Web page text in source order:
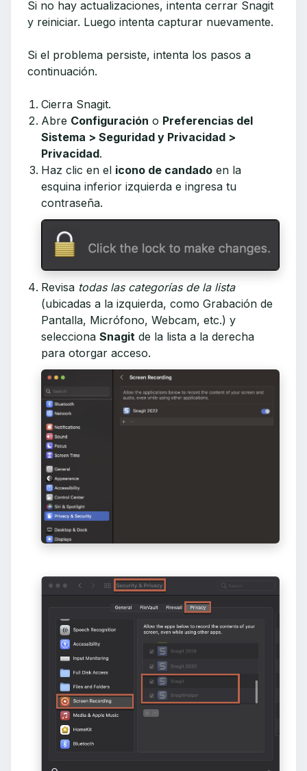
Si no hay actualizaciones, intenta cerrar Snagit
y reiniciar. Luego intenta capturar nuevamente.
Si el problema persiste, intenta los pasos a
continuación.
Cierra Snagit.
Abre Configuración o Preferencias del
Sistema > Seguridad y Privacidad >
Privacidad.
Haz clic en el icono de candado en la
esquina inferior izquierda e ingresa tu
contraseña.
Revisa todas las categorías de la lista
(ubicadas a la izquierda, como Grabación de
Pantalla, Micrófono, Webcam, etc.) y
selecciona Snagit de la lista a la derecha
para otorgar acceso.